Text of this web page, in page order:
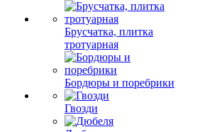
Брусчатка, плитка
тротуарная
Бордюры и поребрики
Гвозди